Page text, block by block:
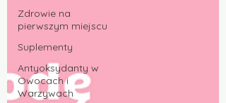
Zdrowie na
pierwszym miejscu
Suplementy
Antyoksydanty w
Owocach i
Warzywach